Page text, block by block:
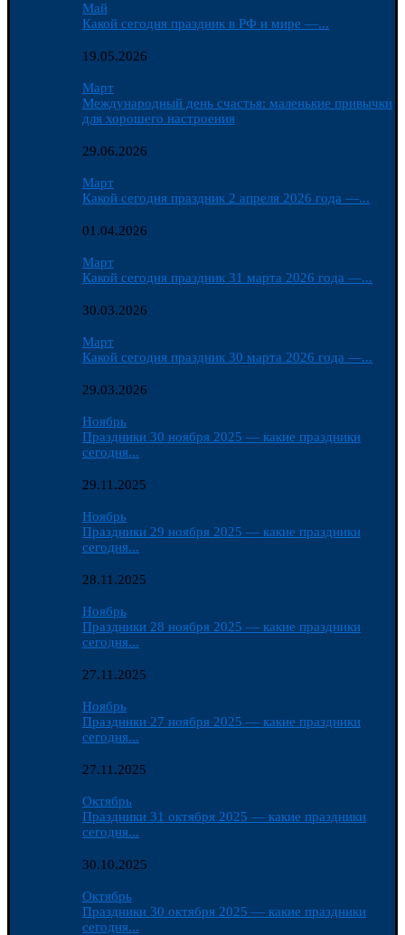
Май
Какой сегодня праздник в РФ и мире —...
19.05.2026
Март
Международный день счастья: маленькие привычки
для хорошего настроения
29.06.2026
Март
Какой сегодня праздник 2 апреля 2026 года —...
01.04.2026
Март
Какой сегодня праздник 31 марта 2026 года —...
30.03.2026
Март
Какой сегодня праздник 30 марта 2026 года —...
29.03.2026
Ноябрь
Праздники 30 ноября 2025 — какие праздники
сегодня...
29.11.2025
Ноябрь
Праздники 29 ноября 2025 — какие праздники
сегодня...
28.11.2025
Ноябрь
Праздники 28 ноября 2025 — какие праздники
сегодня...
27.11.2025
Ноябрь
Праздники 27 ноября 2025 — какие праздники
сегодня...
27.11.2025
Октябрь
Праздники 31 октября 2025 — какие праздники
сегодня...
30.10.2025
Октябрь
Праздники 30 октября 2025 — какие праздники
сегодня...